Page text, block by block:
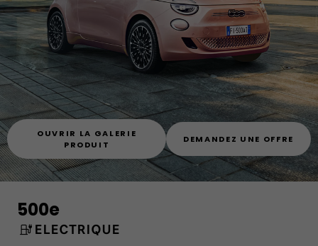
OUVRIR LA GALERIE
PRODUIT
DEMANDEZ UNE OFFRE
500e
ELECTRIQUE